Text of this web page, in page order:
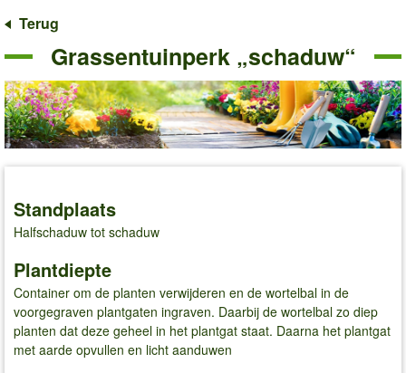
Terug
Grassentuinperk „schaduw“
Standplaats
Halfschaduw tot schaduw
Plantdiepte
Container om de planten verwijderen en de wortelbal in de
voorgegraven plantgaten ingraven. Daarbij de wortelbal zo diep
planten dat deze geheel in het plantgat staat. Daarna het plantgat
met aarde opvullen en licht aanduwen